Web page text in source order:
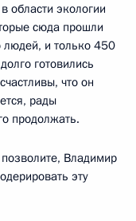
области экологии
сюда прошли
людей, и только 450
готовились
что он
рады
продолжать.
Владимир
эту